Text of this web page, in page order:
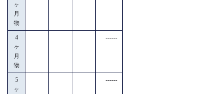
ヶ
月
物
4
ヶ
月
物
------
5
ヶ
------